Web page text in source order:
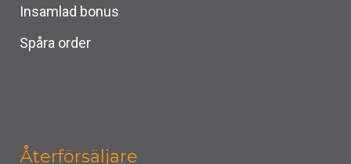
Insamlad bonus
Spåra order
Återförsäljare